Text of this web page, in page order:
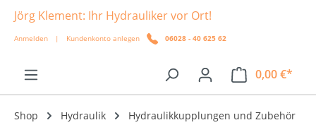
springen
Jörg Klement: Ihr Hydrauliker vor Ort!
Anmelden | Kundenkonto anlegen 06028 - 40 625 62
0,00 €*
Shop Hydraulik
Hydraulikkupplungen und Zubehör